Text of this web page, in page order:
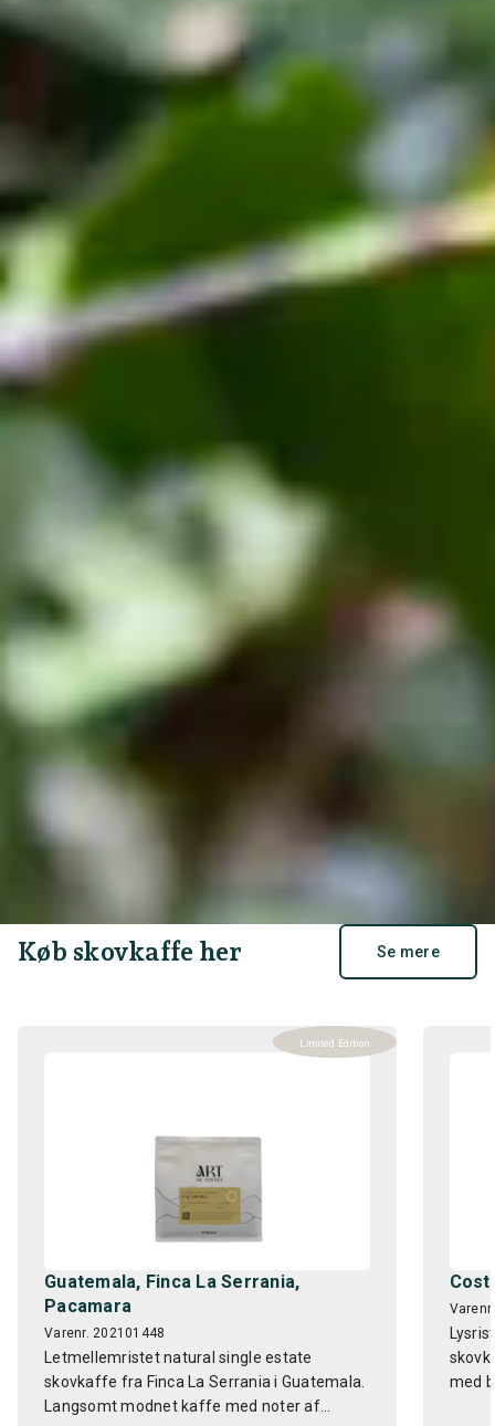
Køb skovkaffe her Se mere
Limited Edition
Guatemala, Finca La Serrania,
Pacamara
Varenr. 202101448
Letmellemristet natural single estate
skovkaffe fra Finca La Serrania i Guatemala.
Langsomt modnet kaffe med noter af...
med